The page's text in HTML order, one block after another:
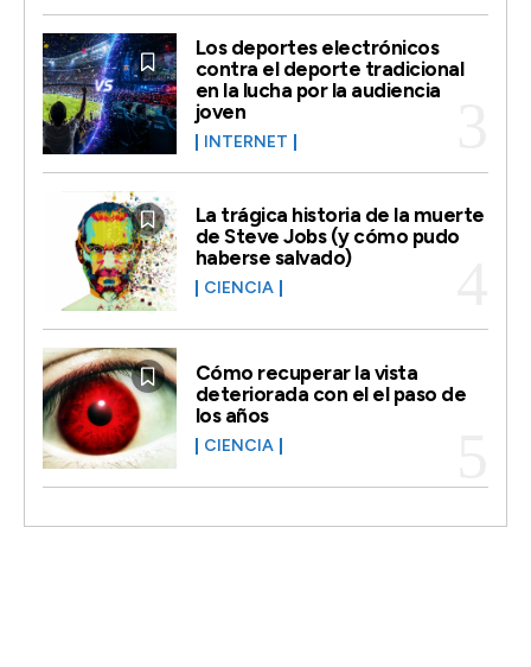
Los deportes electrónicos
contra el deporte tradicional
en la lucha por la audiencia
joven
INTERNET
La trágica historia de la muerte
de Steve Jobs (y cómo pudo
haberse salvado)
CIENCIA
Cómo recuperar la vista
deteriorada con el el paso de
los años
CIENCIA